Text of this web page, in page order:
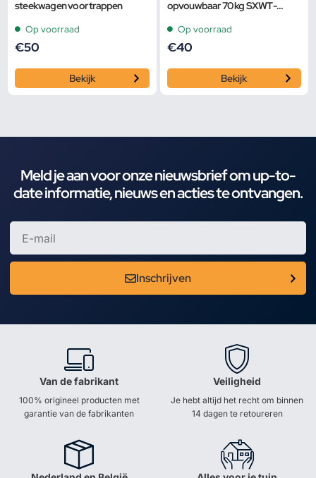
steekwagen voor trappen
Op voorraad
€50
Bekijk
opvouwbaar 70 kg SXWT-
Op voorraad
€40
Bekijk
Meld je aan voor onze nieuwsbrief om up-to-
date informatie, nieuws en acties te ontvangen.
Inschrijven
Van de fabrikant
100% origineel producten met
garantie van de fabrikanten
Veiligheid
Je hebt altijd het recht om binnen
14 dagen te retoureren